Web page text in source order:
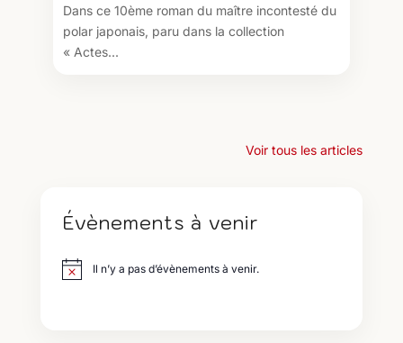
Dans ce 10ème roman du maître incontesté du
polar japonais, paru dans la collection
« Actes...
Voir tous les articles
Évènements à venir
Il n’y a pas d’évènements à venir.